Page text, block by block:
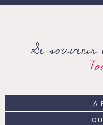
Se souvenir
A